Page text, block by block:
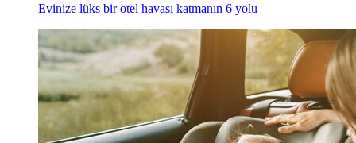
Evinize lüks bir otel havası katmanın 6 yolu